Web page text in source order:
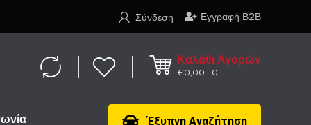
Εγγραφή Β2Β
Σύνδεση
Καλάθι Αγορών
€0,00 0
Έξυπνη Αναζήτηση